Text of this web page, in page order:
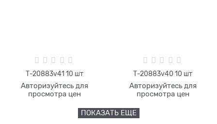
Т-20883v41 10 шт
Авторизуйтесь для
просмотра цен
Т-20883v40 10 шт
Авторизуйтесь для
просмотра цен
ПОКАЗАТЬ ЕЩЕ